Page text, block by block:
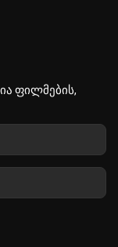
ფილმების,